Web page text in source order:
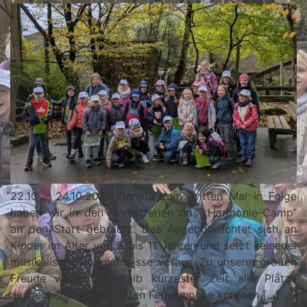
22.10 – 24.10.2025 Bereits zum dritten Mal in Folge
haben wir in den Herbstferien das „Harmonie-Camp“
an den Start gebracht. Das Angebot richtet sich an
Kinder im Alter von 5 bis 11 Jahren und setzt keinerlei
musikalische Vorkenntnisse voraus. Zu unserer großen
Freude waren innerhalb kürzester Zeit alle Plätze
ausgebucht. In der letzten Ferienwoche konnten […]